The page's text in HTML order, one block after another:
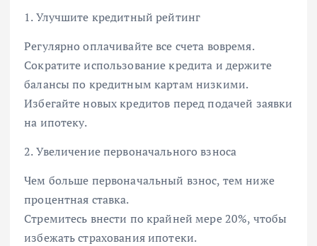
1. Улучшите кредитный рейтинг
Регулярно оплачивайте все счета вовремя.
Сократите использование кредита и держите
балансы по кредитным картам низкими.
Избегайте новых кредитов перед подачей заявки
на ипотеку.
2. Увеличение первоначального взноса
Чем больше первоначальный взнос, тем ниже
процентная ставка.
Стремитесь внести по крайней мере 20%, чтобы
избежать страхования ипотеки.